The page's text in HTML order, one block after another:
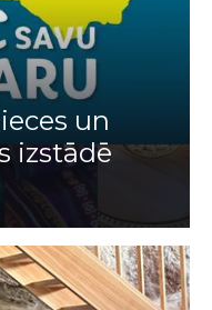
un
izstādē